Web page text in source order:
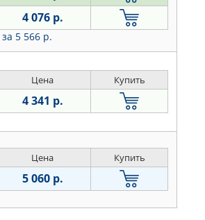
4 076 р.
за 5 566 р.
Цена Купить
4 341 р.
Цена Купить
5 060 р.